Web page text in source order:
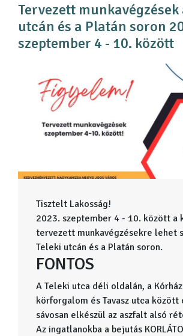
Tervezett munkavégzések
utcán és a Platán soron
szeptember 4 - 10. között
Tisztelt Lakosság!
2023. szeptember 4 - 10. között a
tervezett munkavégzésekre lehet
Teleki utcán és a Platán soron.
FONTOS
A Teleki utca déli oldalán, a
körforgalom és Tavasz utca
sávosan elkészül az aszfalt alsó
Az ingatlanokba a bejutás